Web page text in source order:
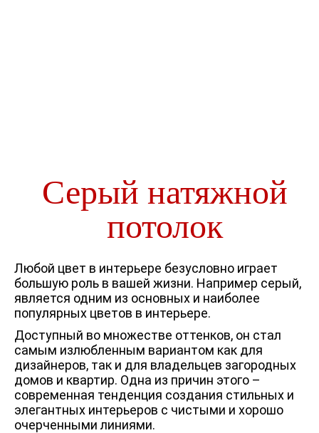
Серый натяжной
потолок
Любой цвет в интерьере безусловно играет
большую роль в вашей жизни. Например серый,
является одним из основных и наиболее
популярных цветов в интерьере.
Доступный во множестве оттенков, он стал
самым излюбленным вариантом как для
дизайнеров, так и для владельцев загородных
домов и квартир. Одна из причин этого –
современная тенденция создания стильных и
элегантных интерьеров с чистыми и хорошо
очерченными линиями.